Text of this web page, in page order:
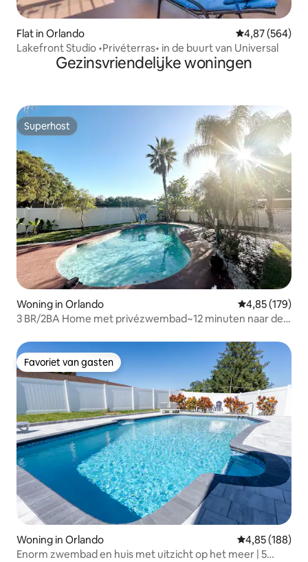
Flat in Orlando Gemiddelde
4,87 (564)
Lakefront Studio •Privéterras• in de buurt van Universal
Gezinsvriendelijke woningen
Superhost
Superhost
Woning in Orlando Gemiddelde
4,85 (179)
3 BR/2BA Home met privézwembad~12 minuten naar de
Favoriet van gasten
Favoriet van gasten
Woning in Orlando Gemiddelde
4,85 (188)
Enorm zwembad en huis met uitzicht op het meer | 5